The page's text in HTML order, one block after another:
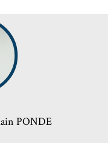
PONDE